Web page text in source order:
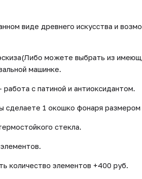
виде древнего искусства и
можете выбрать из
машинке.
с патиной и антиоксидантом.
сделаете 1 окошко фонаря
стекла.
количество элементов +400 руб.